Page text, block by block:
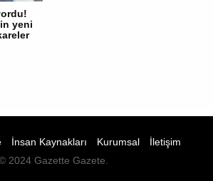
yeni
İnsan Kaynakları Kurumsal
İletişim
2024 Gazette Gazete.